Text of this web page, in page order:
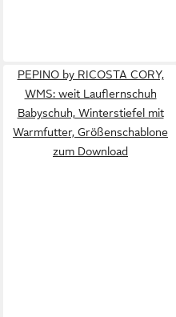
PEPINO by RICOSTA CORY,
WMS: weit Lauflernschuh
Babyschuh, Winterstiefel mit
Warmfutter, Größenschablone
zum Download